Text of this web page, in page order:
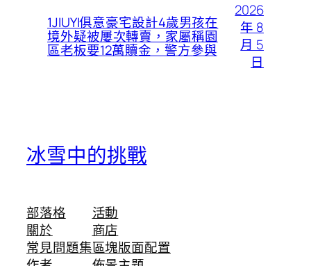
1JIUYI俱意豪宅設計4歲男孩在
境外疑被屢次轉賣，家屬稱園
區老板要12萬贖金，警方參與
2026
年 8
月 5
日
冰雪中的挑戰
部落格
關於
常見問題集
活動
商店
區塊版面配置